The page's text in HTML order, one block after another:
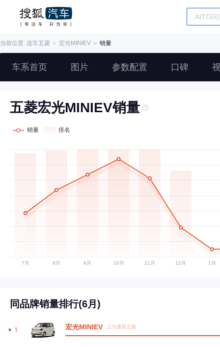
当前位置: 选车五菱 ＞ 宏光MINIEV ＞ 销量
车系首页 图片 参数配置 口碑
五菱宏光MINIEV销量
同品牌销量排行(6月)
1 宏光MINIEV 上汽通用五菱